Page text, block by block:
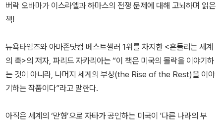
버락 오바마가 이스라엘과 하마스의 전쟁 문제에 대해 고뇌하며 읽은
책!
뉴욕타임즈와 아마존닷컴 베스트셀러 1위를 차지한 <흔들리는 세계
의 축>의 저자, 파리드 자카리아는 “이 책은 미국의 몰락을 이야기하
는 것이 아니라, 나머지 세계의 부상(the Rise of the Rest)을 이야
기하는 작품이다”라고 말한다.
아직은 세계의 ‘맏형’으로 자타가 공인하는 미국이 '다른 나라의 부